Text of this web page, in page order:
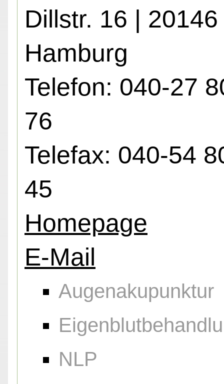
Dillstr. 16 | 20146
Hamburg
Telefon: 040-27
76
Telefax: 040-54
45
Homepage
E-Mail
Augenakupunktur
NLP